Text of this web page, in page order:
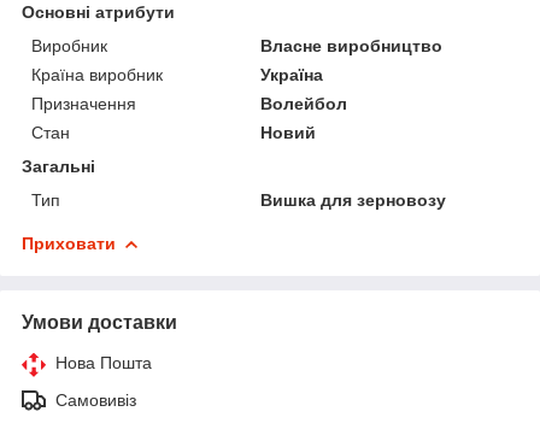
Основні атрибути
Виробник
Власне виробництво
Країна виробник
Україна
Призначення
Волейбол
Стан
Новий
Загальні
Тип
Вишка для зерновозу
Приховати
Умови доставки
Нова Пошта
Самовивіз